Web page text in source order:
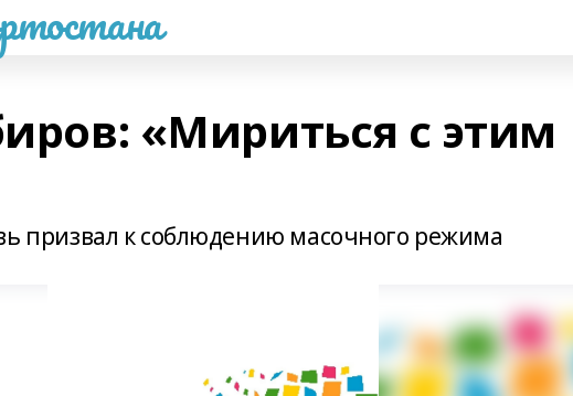
«Мириться с этим
призвал к соблюдению масочного режима